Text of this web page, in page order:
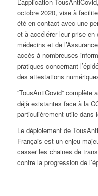
octobre 2020, vise à
été en contact avec une
et à accélérer leur prise en
médecins et de
accès à nombreuses
pratiques concernant
des attestations
“TousAntiCovid” complète
déjà existantes face à la
particulièrement utile dans
Le déploiement de
Français est un enjeu
casser les chaines de
contre la progression de